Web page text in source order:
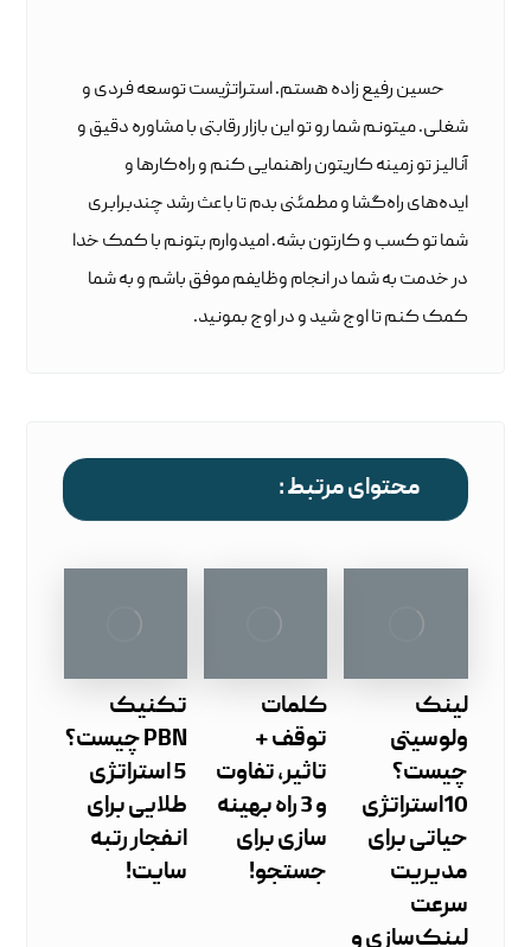
حسین رفیع زاده هستم. استراتژیست توسعه فردی و
شغلی. میتونم شما رو تو این بازار رقابتی با مشاوره دقیق و
آنالیز تو زمینه کاریتون راهنمایی کنم و راه‌کارها و
ایده‌های راه‌گشا و مطمئنی بدم تا باعث رشد چندبرابری
شما تو کسب و کارتون بشه. امیدوارم بتونم با کمک خدا
در خدمت به شما در انجام وظایفم موفق باشم و به شما
کمک کنم تا اوج شید و در اوج بمونید.
محتوای مرتبط :
لینک
ولوسیتی
چیست؟
10استراتژی
حیاتی برای
مدیریت
سرعت
لینک‌سازی و
کلمات
توقف +
تاثیر، تفاوت
و 3 راه بهینه
سازی برای
جستجو!
تکنیک
PBN چیست؟
5 استراتژی
طلایی برای
انفجار رتبه
سایت!